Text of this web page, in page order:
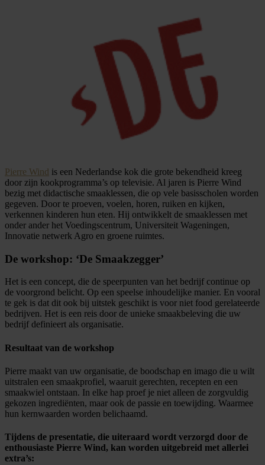
Pierre Wind is een Nederlandse kok die grote bekendheid kreeg
door zijn kookprogramma’s op televisie. Al jaren is Pierre Wind
bezig met didactische smaaklessen, die op vele basisscholen worden
gegeven. Door te proeven, voelen, horen, ruiken en kijken,
verkennen kinderen hun eten. Hij ontwikkelt de smaaklessen met
onder ander het Voedingscentrum, Universiteit Wageningen,
Innovatie netwerk Agro en groene ruimtes.
De workshop: ‘De Smaakzegger’
Het is een concept, die de speerpunten van het bedrijf continue op
de voorgrond belicht. Op een speelse inhoudelijke manier. En vooral
te gek is dat dit ook bij uitstek geschikt is voor niet food gerelateerde
bedrijven. Het is een reis door de unieke smaakbeleving die uw
bedrijf definieert als organisatie.
Resultaat van de workshop
Pierre maakt van uw organisatie, de boodschap en imago die u wilt
uitstralen een smaakprofiel, waaruit gerechten, recepten en een
smaakwiel ontstaan. In elke hap proef je niet alleen de zorgvuldig
gekozen ingrediënten, maar ook de passie en toewijding. Waarmee
hun kernwaarden worden belichaamd.
Tijdens de presentatie, die uiteraard wordt verzorgd door de
enthousiaste Pierre Wind, kan worden uitgebreid met allerlei
extra’s: